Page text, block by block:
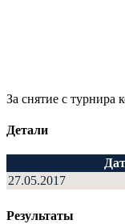
За снятие с турнира
Детали
27.05.2017
Результаты